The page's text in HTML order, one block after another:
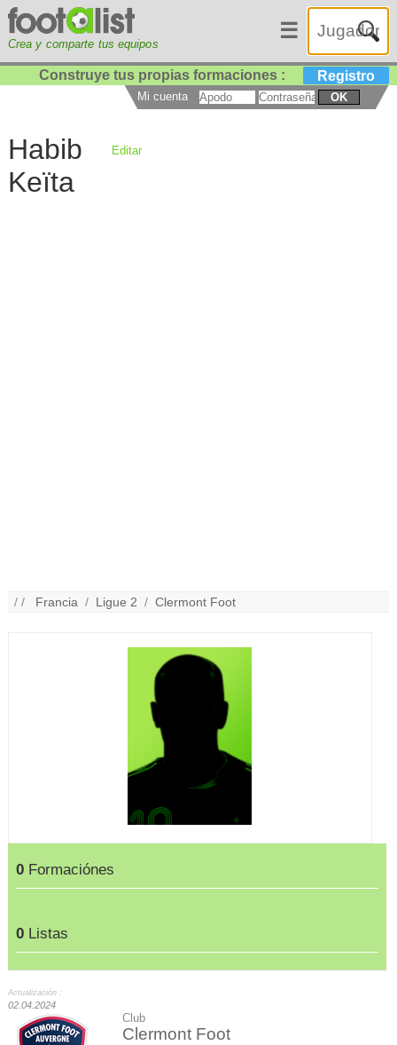
Crea y comparte tus equipos
☰
Construye tus propias formaciones : Registro
Mi cuenta OK
Habib
Keïta
Editar
/ / Francia / Ligue 2 /Clermont Foot
0 Formaciónes
0 Listas
Actualización :
02.04.2024
Club
Clermont Foot